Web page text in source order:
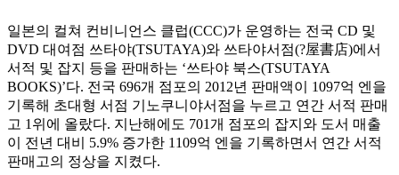
일본의 컬쳐 컨비니언스 클럽(CCC)가 운영하는 전국 CD 및
DVD 대여점 쓰타야(TSUTAYA)와 쓰타야서점(?屋書店)에서
서적 및 잡지 등을 판매하는 ‘쓰타야 북스(TSUTAYA
BOOKS)’다. 전국 696개 점포의 2012년 판매액이 1097억 엔을
기록해 초대형 서점 기노쿠니야서점을 누르고 연간 서적 판매
고 1위에 올랐다. 지난해에도 701개 점포의 잡지와 도서 매출
이 전년 대비 5.9% 증가한 1109억 엔을 기록하면서 연간 서적
판매고의 정상을 지켰다.